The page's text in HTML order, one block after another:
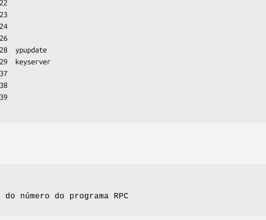
ypupdate
keyserver
número do programa RPC